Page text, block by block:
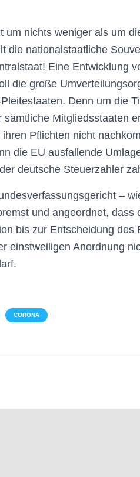
um nichts weniger als um
die nationalstaatliche
Eine Entwicklung
die große
Denn um die
sämtliche Mitgliedsstaaten
Pflichten nicht
die EU ausfallende
deutsche Steuerzahler
–
und angeordnet,
bis zur Entscheidung des
einstweiligen Anordnung
CORONA